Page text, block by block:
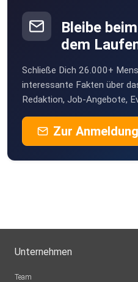
Thaleischweiler-
MLindaK
Euskirchen
Steineroth
tytpx3mc
Eydigger
Bleibe
dem
Schließe Dich 26.000+
interessante Fakten über
Redaktion, Job-Angebote,
Zur Anmeldung
Unternehmen
Team